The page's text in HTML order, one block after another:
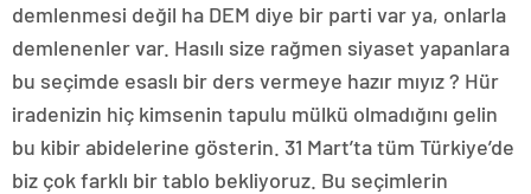
demlenmesi değil ha DEM diye bir parti var ya, onlarla
demlenenler var. Hasılı size rağmen siyaset yapanlara
bu seçimde esaslı bir ders vermeye hazır mıyız ? Hür
iradenizin hiç kimsenin tapulu mülkü olmadığını gelin
bu kibir abidelerine gösterin. 31 Mart’ta tüm Türkiye’de
biz çok farklı bir tablo bekliyoruz. Bu seçimlerin